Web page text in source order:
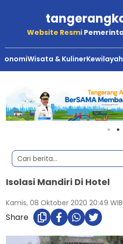
Website Resmi
Wisata & Kuliner
Isolasi Mandiri Di Hotel
Kamis, 08 Oktober 2020 20:49 WIB
Share